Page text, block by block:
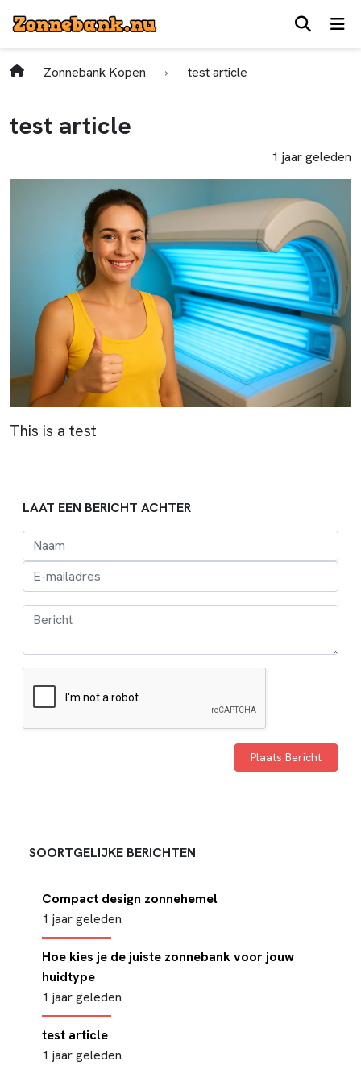
Zonnebank Kopen test article
test article
1 jaar geleden
This is a test
LAAT EEN BERICHT ACHTER
SOORTGELIJKE BERICHTEN
Compact design zonnehemel
1 jaar geleden
Hoe kies je de juiste zonnebank voor jouw
huidtype
1 jaar geleden
test article
1 jaar geleden